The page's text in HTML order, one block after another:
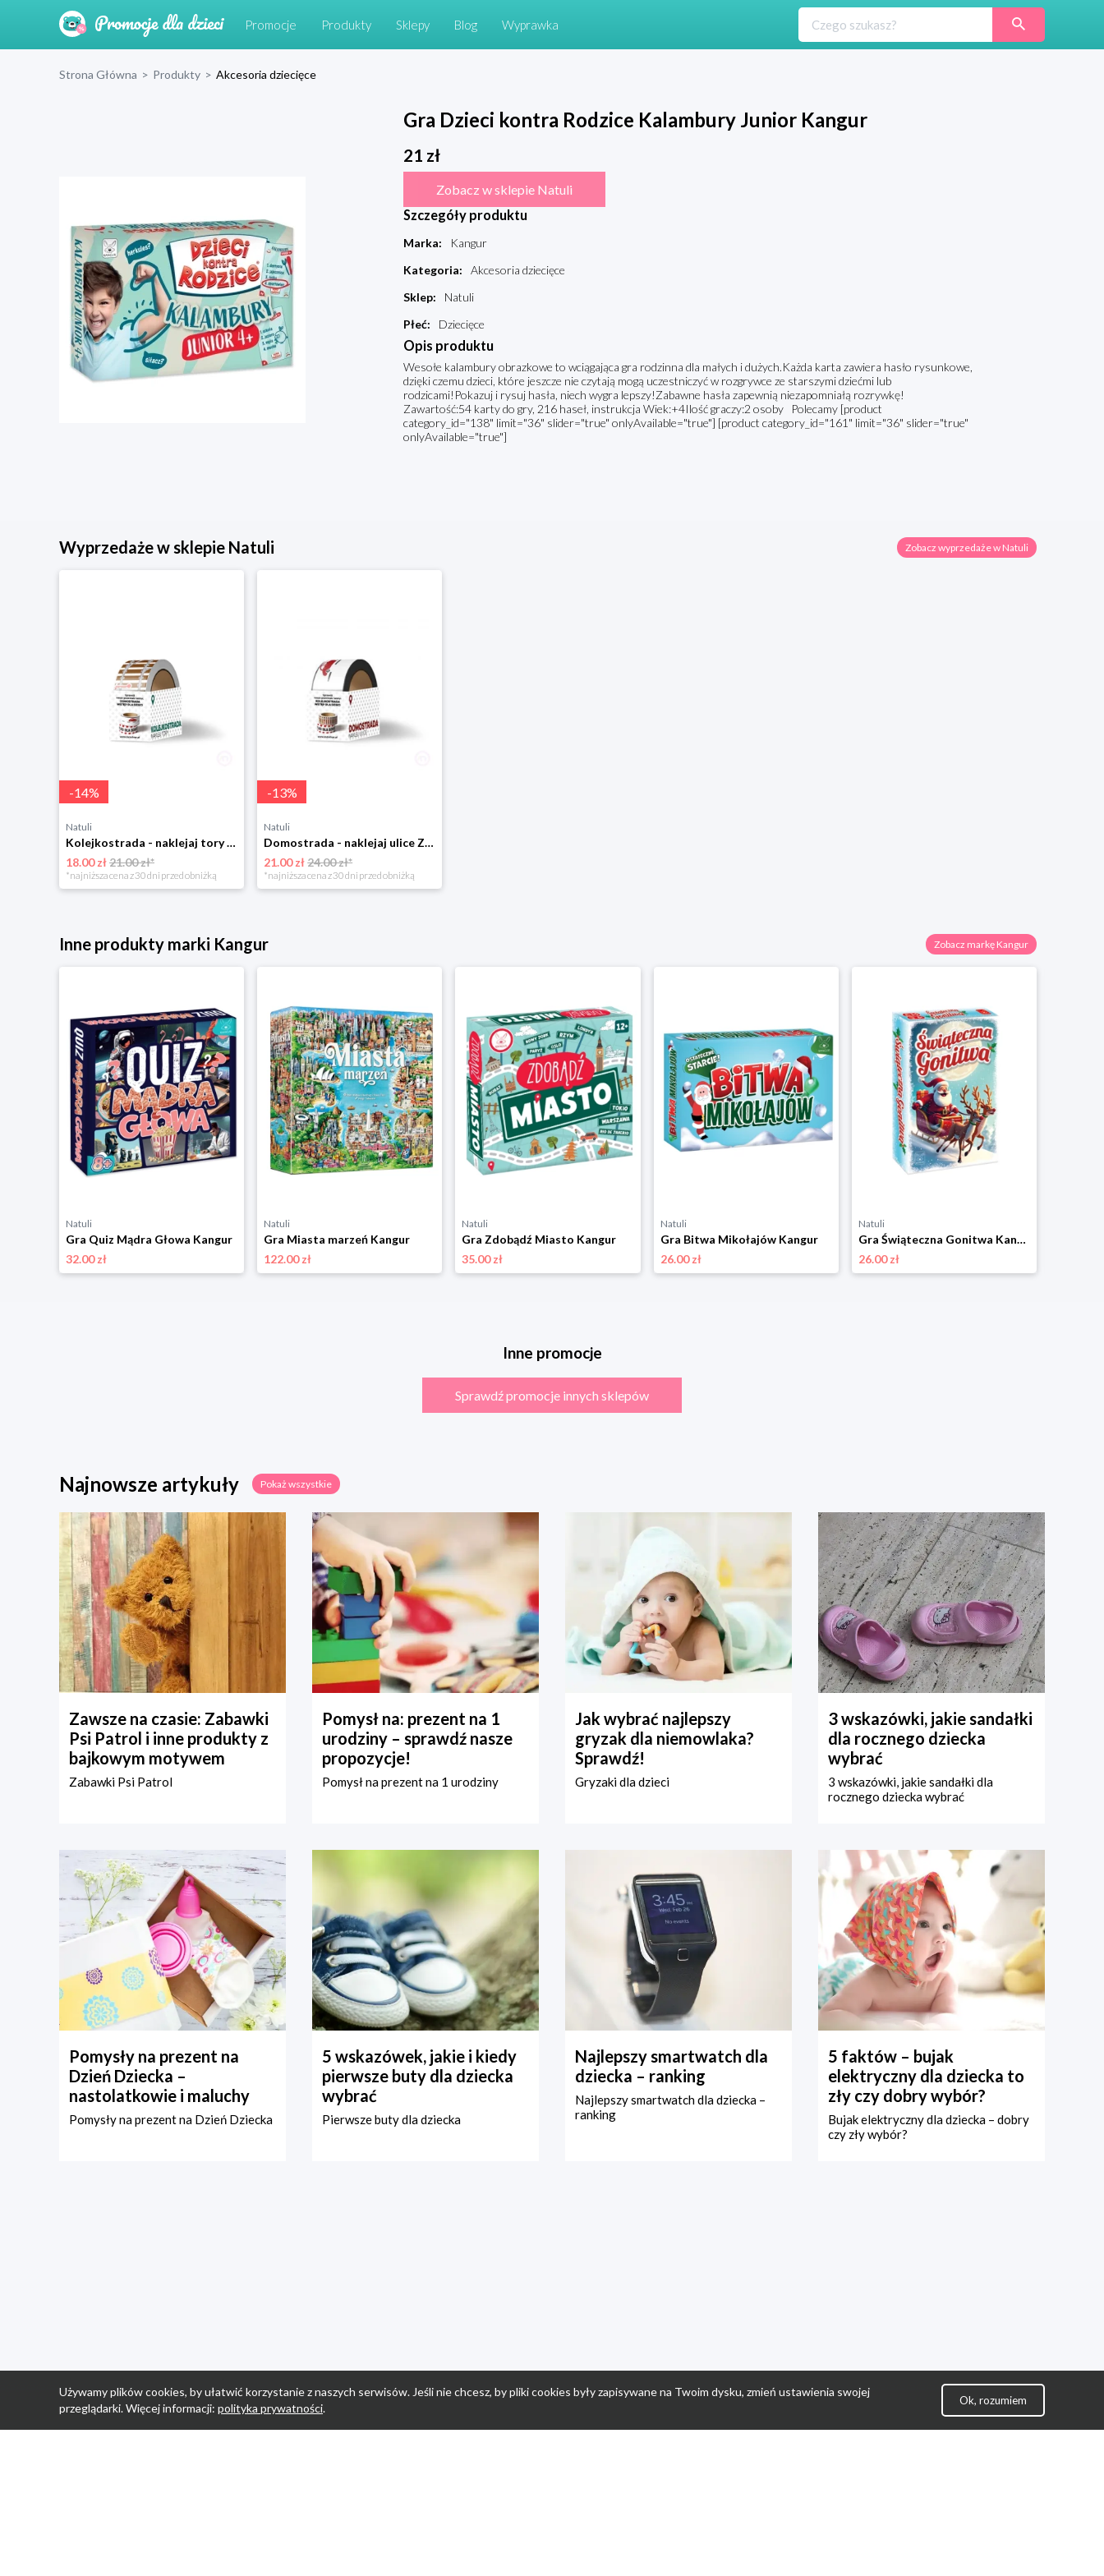
Promocje Produkty Sklepy Blog Wyprawka
Strona Główna > Produkty > Akcesoria dziecięce
Gra Dzieci kontra Rodzice Kalambury Junior Kangur
21 zł
Zobacz w sklepie Natuli
Szczegóły produktu
Marka:
Kangur
Kategoria:
Akcesoria dziecięce
Sklep:
Natuli
Płeć: Dziecięce
Opis produktu
Wesołe kalambury obrazkowe to wciągająca gra rodzinna dla małych i dużych.Każda karta zawiera hasło rysunkowe,
dzięki czemu dzieci, które jeszcze nie czytają mogą uczestniczyć w rozgrywce ze starszymi dziećmi lub
rodzicami!Pokazuj i rysuj hasła, niech wygra lepszy!Zabawne hasła zapewnią niezapomniałą rozrywkę!
Zawartość:54 karty do gry, 216 haseł, instrukcja Wiek:+4Ilość graczy:2 osoby Polecamy [product
category_id="138" limit="36" slider="true" onlyAvailable="true"] [product category_id="161" limit="36" slider="true"
onlyAvailable="true"]
Wyprzedaże w sklepie Natuli Zobacz wyprzedaże w Natuli
-14%
Natuli
Kolejkostrada - naklejaj tory Zuzutoys
18.00 zł21.00 zł*
*najniższa cena z 30 dni przed obniżką
-13%
Natuli
Domostrada - naklejaj ulice Zuzutoys
21.00 zł24.00 zł*
*najniższa cena z 30 dni przed obniżką
Inne produkty marki Kangur Zobacz markę Kangur
Natuli
Gra Quiz Mądra Głowa Kangur
32.00 zł
Natuli
Gra Miasta marzeń Kangur
122.00 zł
Natuli
Gra Zdobądź Miasto Kangur
35.00 zł
Natuli
Gra Bitwa Mikołajów Kangur
26.00 zł
Natuli
Gra Świąteczna Gonitwa Kangur
26.00 zł
Inne promocje
Sprawdź promocje innych sklepów
Najnowsze artykuły Pokaż wszystkie
Zawsze na czasie: Zabawki
Psi Patrol i inne produkty z
bajkowym motywem
Zabawki Psi Patrol
Pomysł na: prezent na 1
urodziny – sprawdź nasze
propozycje!
Pomysł na prezent na 1 urodziny
Jak wybrać najlepszy
gryzak dla niemowlaka?
Sprawdź!
Gryzaki dla dzieci
3 wskazówki, jakie sandałki
dla rocznego dziecka
wybrać
3 wskazówki, jakie sandałki dla
rocznego dziecka wybrać
Pomysły na prezent na
Dzień Dziecka –
nastolatkowie i maluchy
Pomysły na prezent na Dzień Dziecka
5 wskazówek, jakie i kiedy
pierwsze buty dla dziecka
wybrać
Pierwsze buty dla dziecka
Najlepszy smartwatch dla
dziecka – ranking
Najlepszy smartwatch dla dziecka –
ranking
5 faktów – bujak
elektryczny dla dziecka to
zły czy dobry wybór?
Bujak elektryczny dla dziecka – dobry
czy zły wybór?
Używamy plików cookies, by ułatwić korzystanie z naszych serwisów. Jeśli nie chcesz, by pliki cookies były zapisywane na Twoim dysku, zmień ustawienia swojej
przeglądarki. Więcej informacji: polityka prywatności.
Ok, rozumiem